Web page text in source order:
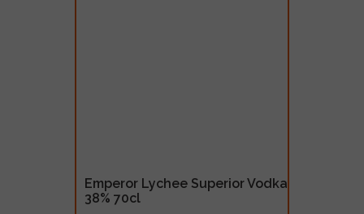
Emperor Lychee Superior Vodka
38% 70cl